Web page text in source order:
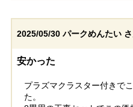
2025/05/30 パークめんたい
安かった
プラズマクラスター付きで
た。